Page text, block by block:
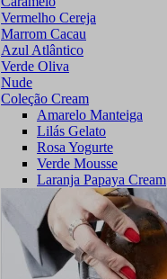
Vermelho Cereja
Marrom Cacau
Azul Atlântico
Verde Oliva
Nude
Coleção Cream
Amarelo Manteiga
Lilás Gelato
Rosa Yogurte
Verde Mousse
Laranja Papaya Cream